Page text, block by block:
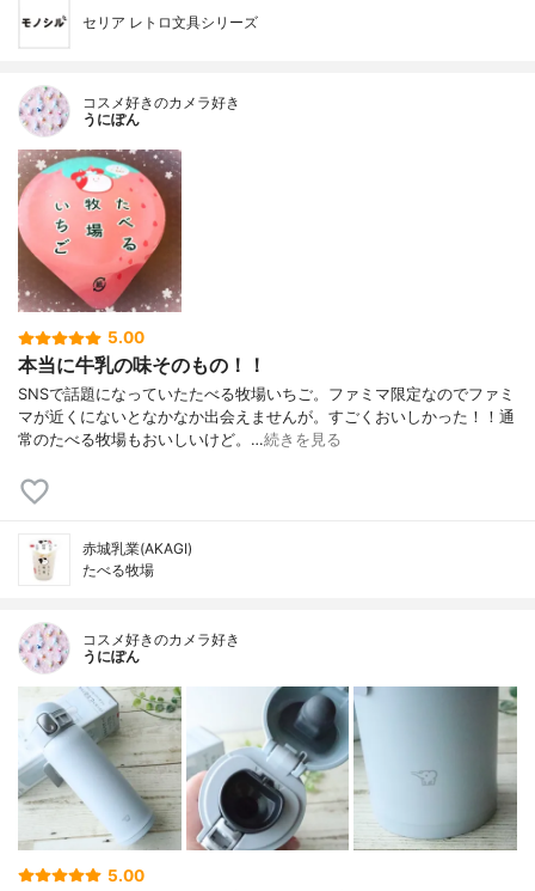
セリア レトロ文具シリーズ
コスメ好きのカメラ好き
うにぽん
5.00
本当に牛乳の味そのもの！！
SNSで話題になっていたたべる牧場いちご。ファミマ限定なのでファミ
マが近くにないとなかなか出会えませんが。すごくおいしかった！！通
常のたべる牧場もおいしいけど。…続きを見る
赤城乳業(AKAGI)
たべる牧場
コスメ好きのカメラ好き
うにぽん
5.00